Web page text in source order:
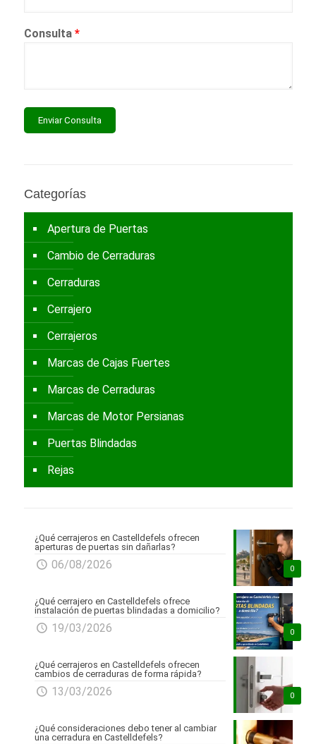
Consulta *
Categorías
Apertura de Puertas
Cambio de Cerraduras
Cerraduras
Cerrajero
Cerrajeros
Marcas de Cajas Fuertes
Marcas de Cerraduras
Marcas de Motor Persianas
Puertas Blindadas
Rejas
0
¿Qué cerrajeros en Castelldefels ofrecen
aperturas de puertas sin dañarlas?
06/08/2026
0
¿Qué cerrajero en Castelldefels ofrece
instalación de puertas blindadas a domicilio?
19/03/2026
0
¿Qué cerrajeros en Castelldefels ofrecen
cambios de cerraduras de forma rápida?
13/03/2026
¿Qué consideraciones debo tener al cambiar
una cerradura en Castelldefels?